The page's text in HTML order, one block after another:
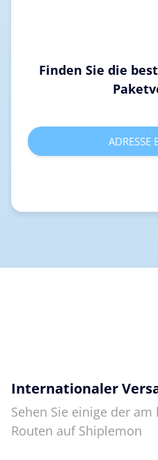
Finden Sie die
ADRESSE
Internationaler
Sehen Sie einige der
Routen auf Shiplemon